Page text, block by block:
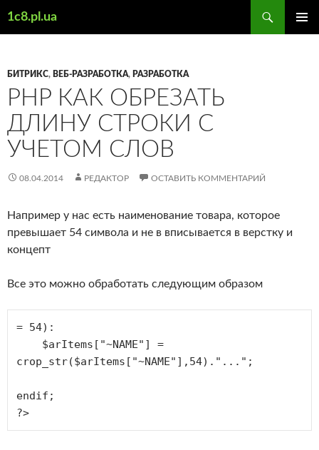
1c8.pl.ua
БИТРИКС, ВЕБ-РАЗРАБОТКА, РАЗРАБОТКА
PHP КАК ОБРЕЗАТЬ
ДЛИНУ СТРОКИ С
УЧЕТОМ СЛОВ
08.04.2014 РЕДАКТОР ОСТАВИТЬ КОММЕНТАРИЙ
Например у нас есть наименование товара, которое
превышает 54 символа и не в вписывается в верстку и
концепт
Все это можно обработать следующим образом
= 54):
crop_str($arItems["~NAME"],54)."...";
endif;